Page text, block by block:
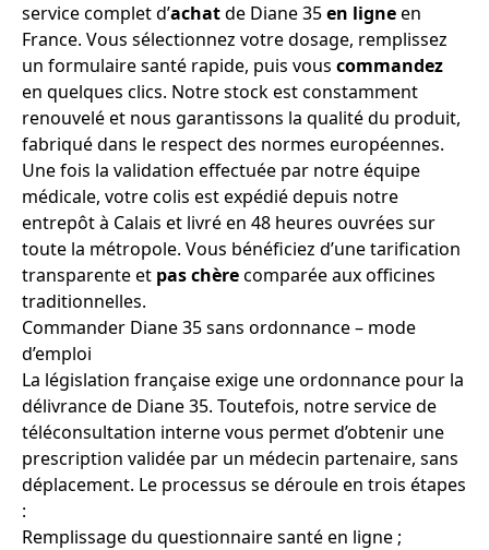
service complet d’achatde Diane 35en ligneen
France. Vous sélectionnez votre dosage, remplissez
un formulaire santé rapide, puis vous commandez
en quelques clics. Notre stock est constamment
renouvelé et nous garantissons la qualité du produit,
fabriqué dans le respect des normes européennes.
Une fois la validation effectuée par notre équipe
médicale, votre colis est expédié depuis notre
entrepôt à Calais et livré en 48 heures ouvrées sur
toute la métropole. Vous bénéficiez d’une tarification
transparente et pas chèrecomparée aux officines
traditionnelles.
Commander Diane 35 sans ordonnance – mode
d’emploi
La législation française exige une ordonnance pour la
délivrance de Diane 35. Toutefois, notre service de
téléconsultation interne vous permet d’obtenir une
prescription validée par un médecin partenaire, sans
déplacement. Le processus se déroule en trois étapes
:
Remplissage du questionnaire santé en ligne ;